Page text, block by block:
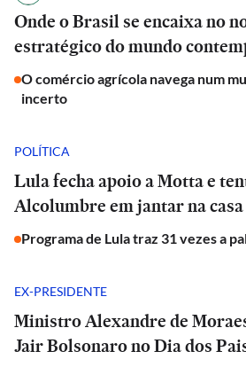
Onde o Brasil se encaixa no
estratégico do mundo
O comércio agrícola navega num
incerto
POLÍTICA
Lula fecha apoio a Motta e
Alcolumbre em jantar na
Programa de Lula traz 31 vezes a
EX-PRESIDENTE
Ministro Alexandre de
Jair Bolsonaro no Dia dos